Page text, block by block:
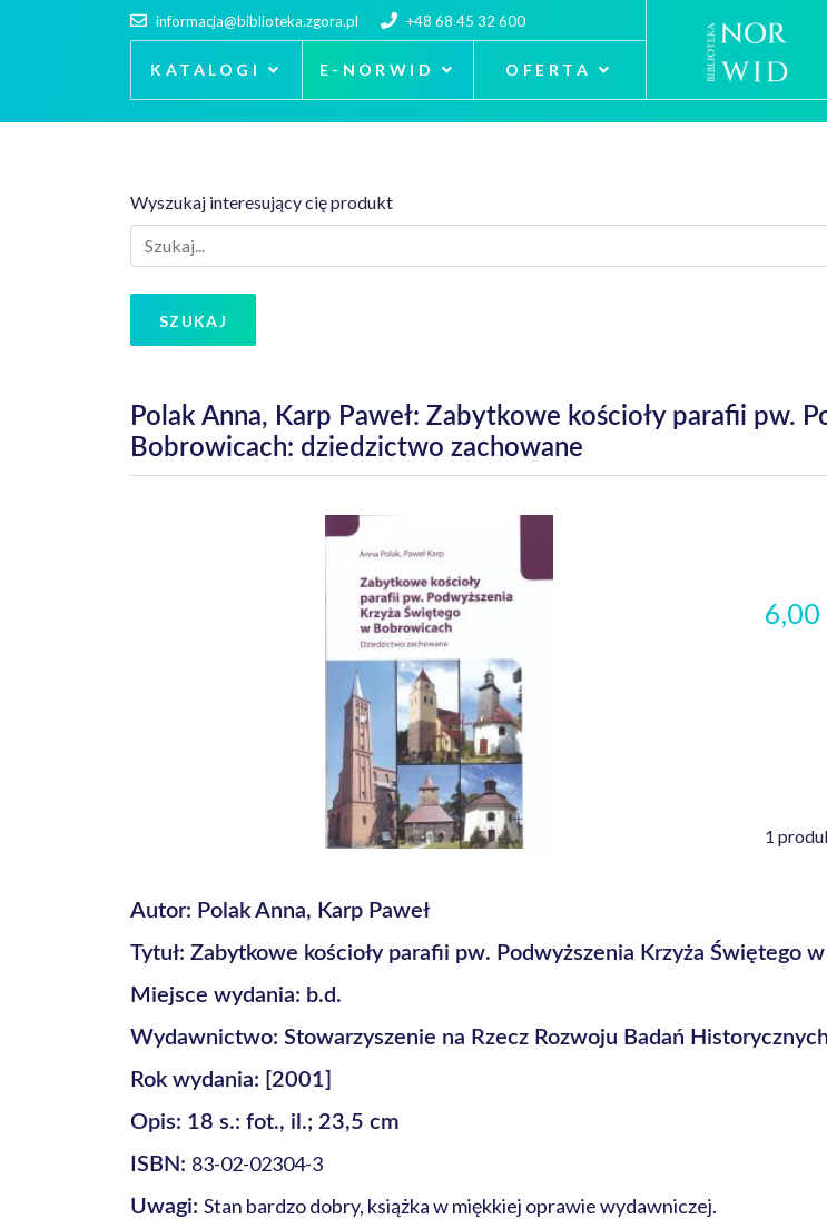
informacja@biblioteka.zgora.pl +48 68 45 32 600
KATALOGI E-NORWID OFERTA
Wyszukaj interesujący cię produkt
SZUKAJ
Polak Anna, Karp Paweł: Zabytkowe kościoły parafii pw.
Bobrowicach: dziedzictwo zachowane
6,00
1
Autor: Polak Anna, Karp Paweł
Tytuł: Zabytkowe kościoły parafii pw. Podwyższenia Krzyża Świętego
Miejsce wydania: b.d.
Wydawnictwo: Stowarzyszenie na Rzecz Rozwoju Badań
Rok wydania: [2001]
Opis: 18 s.: fot., il.; 23,5 cm
ISBN: 83-02-02304-3
Uwagi: Stan bardzo dobry, książka w miękkiej oprawie wydawniczej.